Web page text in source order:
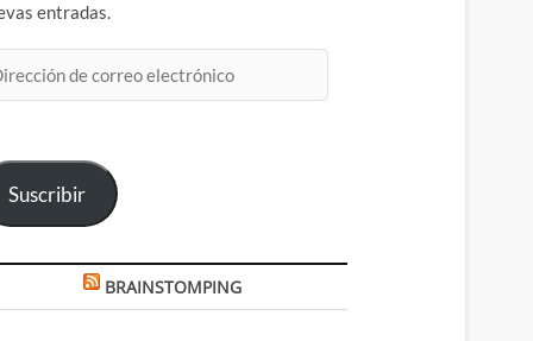
entradas.
Suscribir
BRAINSTOMPING